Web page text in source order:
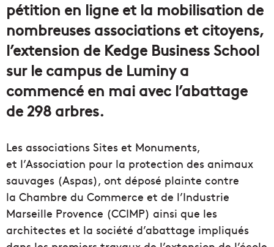
pétition en ligne et la mobilisation de
nombreuses associations et citoyens,
l’extension de Kedge Business School
sur le campus de Luminy a
commencé en mai avec l’abattage
de 298 arbres.
Les associations Sites et Monuments,
et l’Association pour la protection des animaux
sauvages (Aspas), ont déposé plainte contre
la Chambre du Commerce et de l’Industrie
Marseille Provence (CCIMP) ainsi que les
architectes et la société d’abattage impliqués